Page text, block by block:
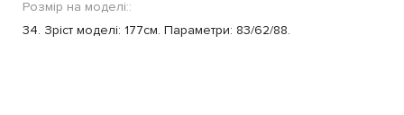
Розмір на моделі::
34. Зріст моделі: 177см. Параметри: 83/62/88.